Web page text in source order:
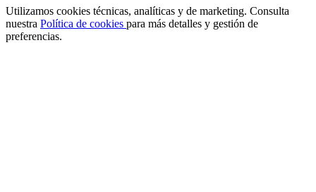
Utilizamos cookies técnicas, analíticas y de marketing. Consulta
nuestra Política de cookies para más detalles y gestión de
preferencias.